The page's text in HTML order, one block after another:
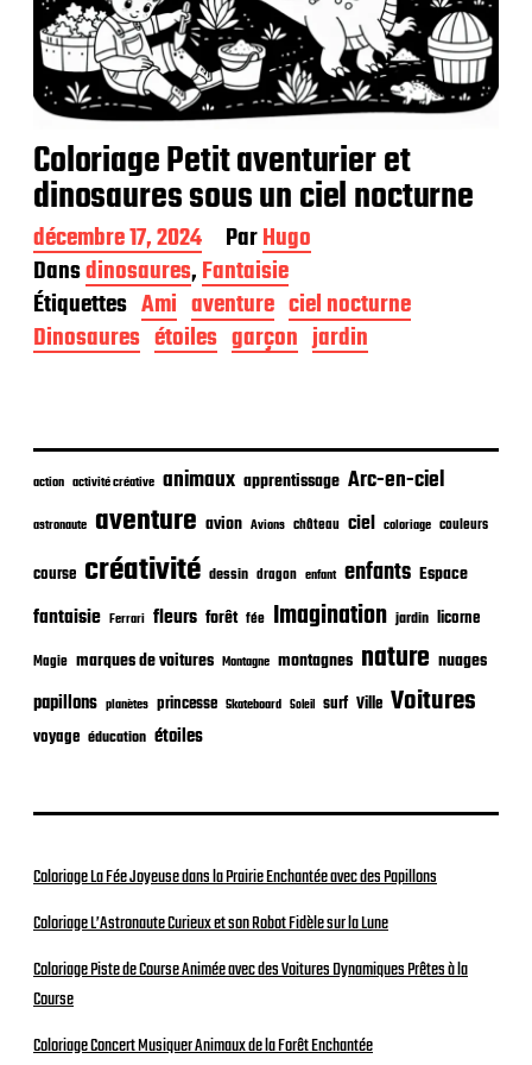
Coloriage Petit aventurier et
dinosaures sous un ciel nocturne
D
a
t
e
d
e
l
i
a
i
n
décembre 17, 2024 ParHugo
Dansdinosaures,Fantaisie
Étiquettes Ami aventure ciel nocturne
Dinosaures étoiles garçon jardin
action activité créative animaux apprentissage Arc-en-ciel
astronaute aventure avion Avions château ciel coloriage couleurs
course créativité dessin dragon enfant enfants Espace
fantaisie Ferrari fleurs forêt fée Imagination jardin licorne
Magie marques de voitures Montagne montagnes nature nuages
papillons planètes princesse Skateboard Soleil surf Ville Voitures
voyage éducation étoiles
Coloriage La Fée Joyeuse dans la Prairie Enchantée avec des Papillons
Coloriage L’Astronaute Curieux et son Robot Fidèle sur la Lune
Coloriage Piste de Course Animée avec des Voitures Dynamiques Prêtes à la
Course
Coloriage Concert Musiquer Animaux de la Forêt Enchantée